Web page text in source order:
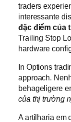
traders
interessante
đặc điểm của
Trailing Stop
hardware
In Options
approach.
behageligere
của thị trường
A artilharia em